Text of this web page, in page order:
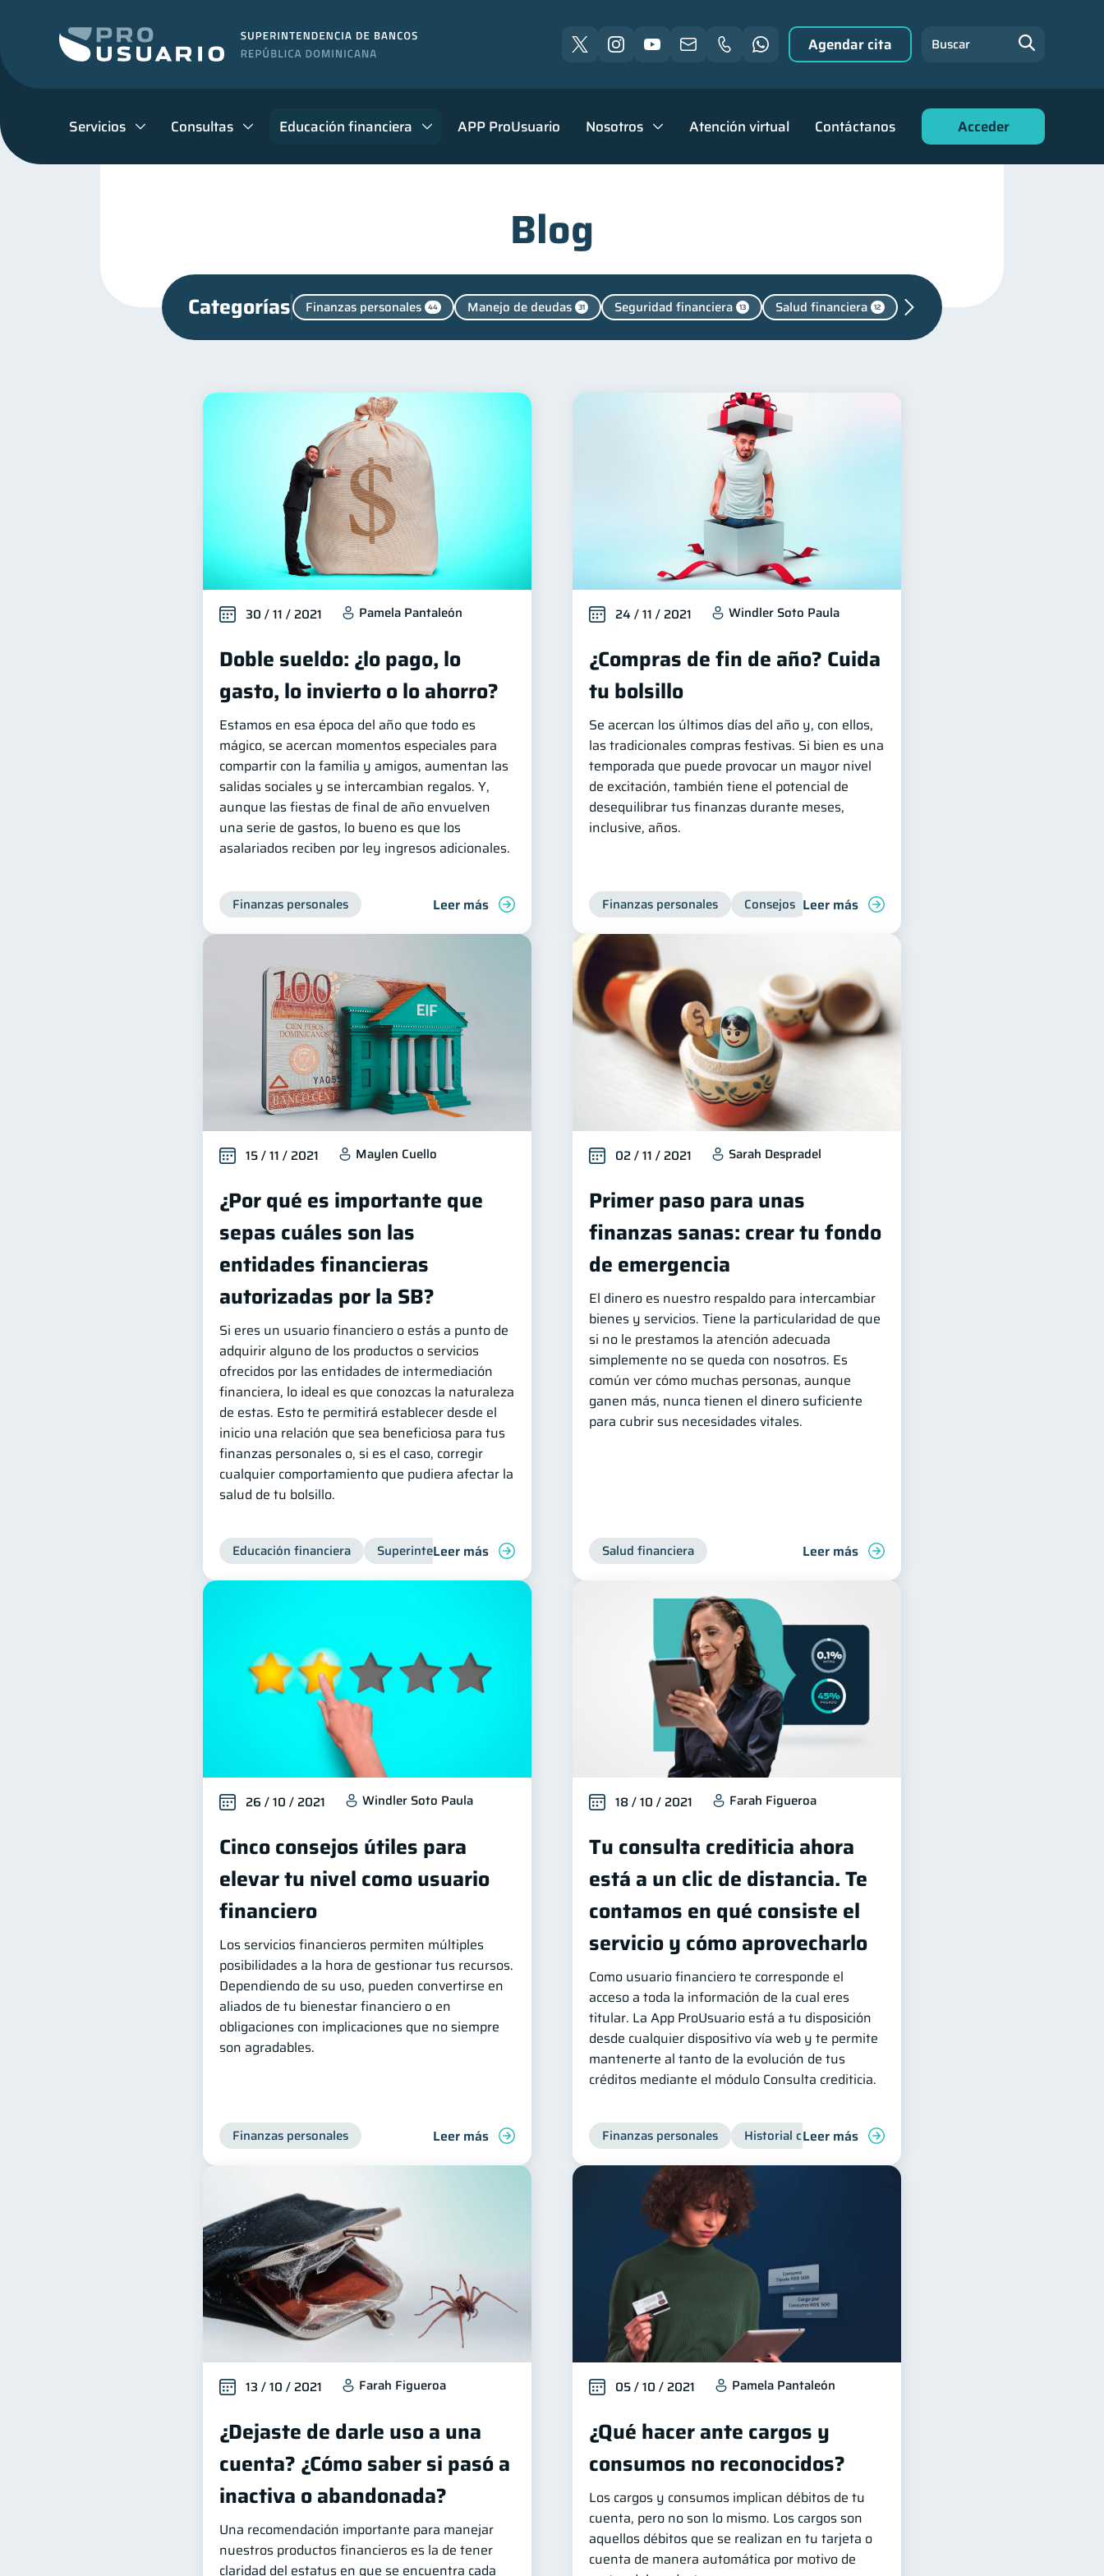
Servicios Consultas Educación financiera APP ProUsuario Nosotros Atención virtual Contáctanos Acceder
Agendar cita Buscar
Blog
Categorías Finanzas personales 44 Manejo de deudas 31 Seguridad financiera 13 Salud financiera 12
8 Ahorro Historial crediticio
Servicios 4 Superintendencia de Bancos 4
2 Cuenta Abandonada Finanzas Personales
Finanzas en Pareja Educación Financiera Información financiera 1
Retiro Doble sueldo información financiera 1
30 / 11 / 2021 Pamela Pantaleón
Doble sueldo: ¿lo pago, lo
gasto, lo invierto o lo ahorro?
Estamos en esa época del año que todo es
mágico, se acercan momentos especiales para
compartir con la familia y amigos, aumentan las
salidas sociales y se intercambian regalos. Y,
aunque las fiestas de final de año envuelven
una serie de gastos, lo bueno es que los
asalariados reciben por ley ingresos adicionales.
Finanzas personales Leer más
24 / 11 / 2021 Windler Soto Paula
¿Compras de fin de año? Cuida
tu bolsillo
Se acercan los últimos días del año y, con ellos,
las tradicionales compras festivas. Si bien es una
temporada que puede provocar un mayor nivel
de excitación, también tiene el potencial de
desequilibrar tus finanzas durante meses,
inclusive, años.
Finanzas personales Consejos Leer más
15 / 11 / 2021 Maylen Cuello
¿Por qué es importante que
sepas cuáles son las
entidades financieras
autorizadas por la SB?
Si eres un usuario financiero o estás a punto de
adquirir alguno de los productos o servicios
ofrecidos por las entidades de intermediación
financiera, lo ideal es que conozcas la naturaleza
de estas. Esto te permitirá establecer desde el
inicio una relación que sea beneficiosa para tus
finanzas personales o, si es el caso, corregir
cualquier comportamiento que pudiera afectar la
salud de tu bolsillo.
Educación financiera Superintendencia de Bancos Entidad financiera Inclusión financiera Finanzas para jóvenes
Leer más
02 / 11 / 2021 Sarah Despradel
Primer paso para unas
finanzas sanas: crear tu fondo
de emergencia
El dinero es nuestro respaldo para intercambiar
bienes y servicios. Tiene la particularidad de que
si no le prestamos la atención adecuada
simplemente no se queda con nosotros. Es
común ver cómo muchas personas, aunque
ganen más, nunca tienen el dinero suficiente
para cubrir sus necesidades vitales.
Salud financiera Leer más
26 / 10 / 2021 Windler Soto Paula
Cinco consejos útiles para
elevar tu nivel como usuario
financiero
Los servicios financieros permiten múltiples
posibilidades a la hora de gestionar tus recursos.
Dependiendo de su uso, pueden convertirse en
aliados de tu bienestar financiero o en
obligaciones con implicaciones que no siempre
son agradables.
Finanzas personales Leer más
18 / 10 / 2021 Farah Figueroa
Tu consulta crediticia ahora
está a un clic de distancia. Te
contamos en qué consiste el
servicio y cómo aprovecharlo
Como usuario financiero te corresponde el
acceso a toda la información de la cual eres
titular. La App ProUsuario está a tu disposición
desde cualquier dispositivo vía web y te permite
mantenerte al tanto de la evolución de tus
créditos mediante el módulo Consulta crediticia.
Finanzas personales Historial crediticio Servicios
Leer más
13 / 10 / 2021 Farah Figueroa
¿Dejaste de darle uso a una
cuenta? ¿Cómo saber si pasó a
inactiva o abandonada?
Una recomendación importante para manejar
nuestros productos financieros es la de tener
claridad del estatus en que se encuentra cada
05 / 10 / 2021 Pamela Pantaleón
¿Qué hacer ante cargos y
consumos no reconocidos?
Los cargos y consumos implican débitos de tu
cuenta, pero no son lo mismo. Los cargos son
aquellos débitos que se realizan en tu tarjeta o
cuenta de manera automática por motivo de